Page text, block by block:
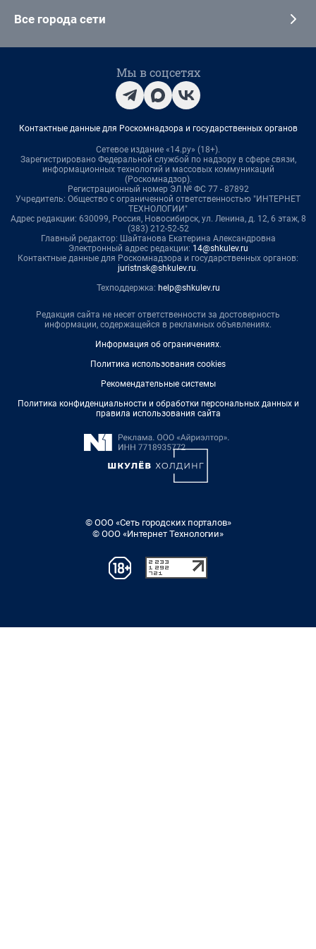
Все города сети
Мы в соцсетях
Контактные данные для Роскомнадзора и государственных органов
Сетевое издание «14.ру» (18+).
Зарегистрировано Федеральной службой по надзору в сфере связи,
информационных технологий и массовых коммуникаций
(Роскомнадзор).
Регистрационный номер ЭЛ № ФС 77 - 87892
Учредитель: Общество с ограниченной ответственностью "ИНТЕРНЕТ
ТЕХНОЛОГИИ"
Адрес редакции: 630099, Россия, Новосибирск, ул. Ленина, д. 12, 6 этаж, 8
(383) 212-52-52
Главный редактор: Шайтанова Екатерина Александровна
Электронный адрес редакции: 14@shkulev.ru
Контактные данные для Роскомнадзора и государственных органов:
juristnsk@shkulev.ru.
Техподдержка: help@shkulev.ru
Редакция сайта не несет ответственности за достоверность
информации, содержащейся в рекламных объявлениях.
Информация об ограничениях.
Политика использования cookies
Рекомендательные системы
Политика конфиденциальности и обработки персональных данных и
правила использования сайта
© ООО «Сеть городских порталов»
© ООО «Интернет Технологии»